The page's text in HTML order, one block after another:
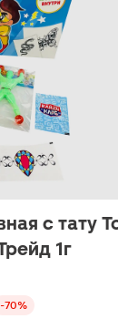
с тату
1г
-70%